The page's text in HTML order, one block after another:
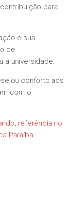
para
e sua
de
a universidade.
conforto aos
com o
referência no
Paraíba.